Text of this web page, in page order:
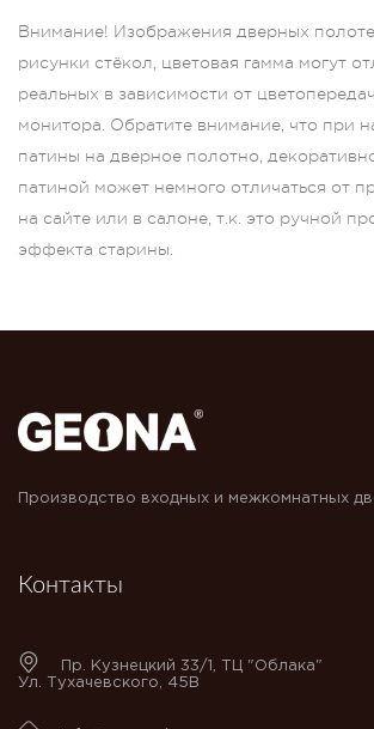
Внимание! Изображения дверных
рисунки стёкол, цветовая гамма могут
реальных в зависимости от
монитора. Обратите внимание, что при
патины на дверное полотно,
патиной может немного отличаться от
на сайте или в салоне, т.к. это ручной
эффекта старины.
Производство входных и межкомнатных
Контакты
Пр. Кузнецкий 33/1, ТЦ "Облака"
Ул. Тухачевского, 45В